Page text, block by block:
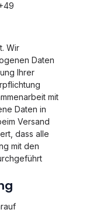
Wir
Daten
Ihrer
mit
Daten in
Versand
dass alle
mit den